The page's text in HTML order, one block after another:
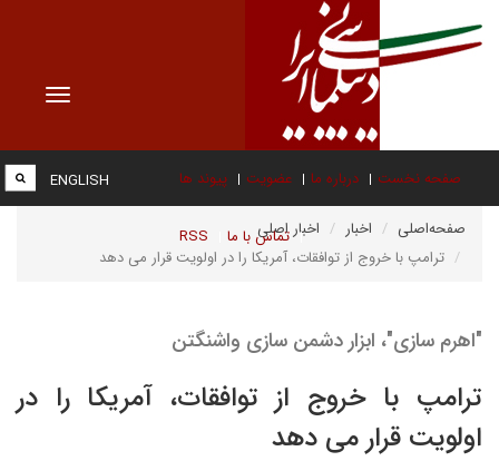
Toggle
صفحه نخست درباره ما عضویت پیوند ها
تماس با ما RSS
ENGLISH
صفحه‌اصلی اخبار
اخبار اصلی
ترامپ با خروج از توافقات، آمریکا را در اولویت قرار می دهد
"اهرم سازی"، ابزار دشمن سازی واشنگتن
ترامپ با خروج از توافقات، آمریکا را در
اولویت قرار می دهد